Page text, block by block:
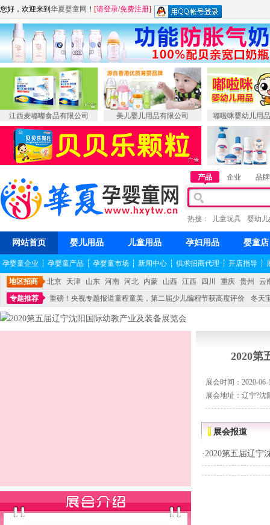
您好，欢迎来到 华夏婴童网 ！ [请登录/免费注册]
江西麦嘟嘟食品有限公司 美儿婴儿用品有限公司 嘟啦咪婴幼儿用
产品 企业 品牌
热搜： 儿童玩具 婴幼
网站首页 婴儿用品 儿童用品 孕妇用品 婴童店
孕婴童企业 ┆ 孕婴童产品 ┆ 孕婴童市场 ┆ 新闻中心 ┆ 供求招商代理 ┆ 开店指导 ┆
地区招商 北京 天津 山东 河南 河北 内蒙 山西 江西 四川 重庆 贵州
云
专题推荐
重磅！央视专题报道童程童美，第二届少儿编程节获高度评价
冬天
不能再单纯地销售产品,而要向增强服务转型,毕竟母婴产品比较特殊。”
2020第
展会时间：2020-06-
展会地址：辽宁?沈
展会报道
·2020第五届辽宁